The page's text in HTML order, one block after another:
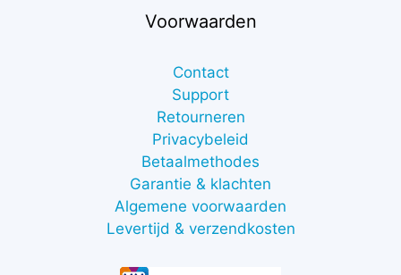
Voorwaarden
Contact
Support
Retourneren
Privacybeleid
Betaalmethodes
Garantie & klachten
Algemene voorwaarden
Levertijd & verzendkosten